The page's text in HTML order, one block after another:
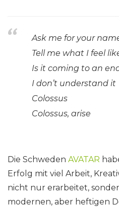
Ask me for your
Tell me what I feel
Is it coming to an
I don’t understand it
Colossus
Colossus, arise
Die Schweden AVATAR
Erfolg mit viel Arbeit,
nicht nur erarbeitet,
modernen, aber heftigen